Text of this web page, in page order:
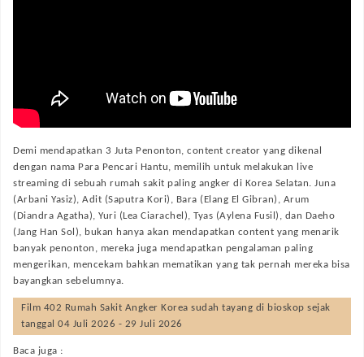
Demi mendapatkan 3 Juta Penonton, content creator yang dikenal
dengan nama Para Pencari Hantu, memilih untuk melakukan live
streaming di sebuah rumah sakit paling angker di Korea Selatan. Juna
(Arbani Yasiz), Adit (Saputra Kori), Bara (Elang El Gibran), Arum
(Diandra Agatha), Yuri (Lea Ciarachel), Tyas (Aylena Fusil), dan Daeho
(Jang Han Sol), bukan hanya akan mendapatkan content yang menarik
banyak penonton, mereka juga mendapatkan pengalaman paling
mengerikan, mencekam bahkan mematikan yang tak pernah mereka bisa
bayangkan sebelumnya.
Film 402 Rumah Sakit Angker Korea sudah tayang di bioskop sejak
tanggal 04 Juli 2026 - 29 Juli 2026
Baca juga :